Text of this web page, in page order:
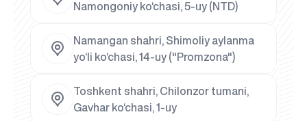
Namongoniy ko‘chasi, 5-uy (NTD)
Namangan shahri, Shimoliy aylanma
yo‘li ko‘chasi, 14-uy ("Promzona")
Toshkent shahri, Chilonzor tumani,
Gavhar ko‘chasi, 1-uy